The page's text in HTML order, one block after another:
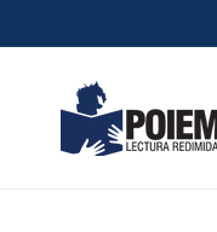
al contenido